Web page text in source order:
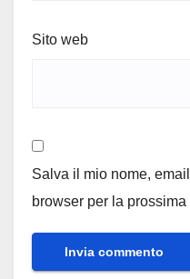
Sito web
Salva il mio nome,
browser per la